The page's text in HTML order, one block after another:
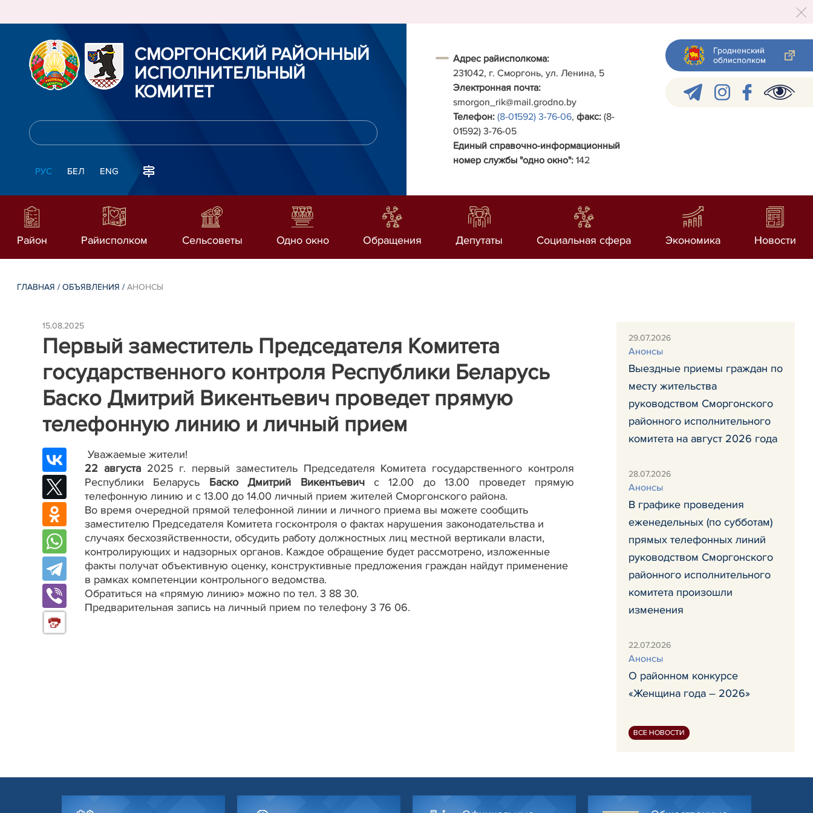
СМОРГОНСКИЙ РАЙОННЫЙ
ИСПОЛНИТЕЛЬНЫЙ
КОМИТЕТ
РУС БЕЛ ENG
Адрес райисполкома:
231042, г. Сморгонь, ул. Ленина, 5
Электронная почта:
smorgon_rik@mail.grodno.by
Телефон: (8-01592) 3-76-06, факс: (8-
01592) 3-76-05
Единый справочно-информационный
номер службы "одно окно": 142
Гродненский
облисполком
Район Райисполком Сельсоветы Одно окно Обращения Депутаты Социальная сфера Экономика Новости
ГЛАВНАЯ /ОБЪЯВЛЕНИЯ /АНОНСЫ
15.08.2025
Первый заместитель Председателя Комитета
государственного контроля Республики Беларусь
Баско Дмитрий Викентьевич проведет прямую
телефонную линию и личный прием
Уважаемые жители!
22 августа2025 г. первый заместитель Председателя Комитета государственного контроля
Республики Беларусь Баско Дмитрий Викентьевичс 12.00 до 13.00 проведет прямую
телефонную линию и с 13.00 до 14.00 личный прием жителей Сморгонского района.
Во время очередной прямой телефонной линии и личного приема вы можете сообщить
заместителю Председателя Комитета госконтроля о фактах нарушения законодательства и
случаях бесхозяйственности, обсудить работу должностных лиц местной вертикали власти,
контролирующих и надзорных органов. Каждое обращение будет рассмотрено, изложенные
факты получат объективную оценку, конструктивные предложения граждан найдут применение
в рамках компетенции контрольного ведомства.
Обратиться на «прямую линию» можно по тел. 3 88 30.
Предварительная запись на личный прием по телефону 3 76 06.
29.07.2026
Анонсы
Выездные приемы граждан по
месту жительства
руководством Сморгонского
районного исполнительного
комитета на август 2026 года
28.07.2026
Анонсы
В графике проведения
еженедельных (по субботам)
прямых телефонных линий
руководством Сморгонского
районного исполнительного
комитета произошли
изменения
22.07.2026
Анонсы
О районном конкурсе
«Женщина года – 2026»
ВСЕ НОВОСТИ